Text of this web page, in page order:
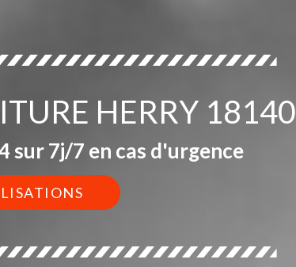
HERRY 18140
sur 7j/7 en cas d'urgence